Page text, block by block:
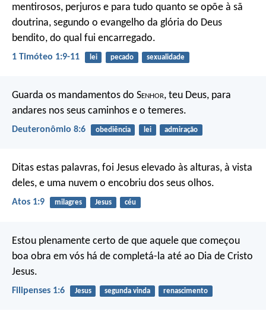
mentirosos, perjuros e para tudo quanto se opõe à sã
doutrina, segundo o evangelho da glória do Deus
bendito, do qual fui encarregado.
1 Timóteo 1:9-11 lei pecado sexualidade
Guarda os mandamentos do Senhor, teu Deus, para
andares nos seus caminhos e o temeres.
Deuteronômio 8:6 obediência lei admiração
Ditas estas palavras, foi Jesus elevado às alturas, à vista
deles, e uma nuvem o encobriu dos seus olhos.
Atos 1:9 milagres Jesus céu
Estou plenamente certo de que aquele que começou
boa obra em vós há de completá-la até ao Dia de Cristo
Jesus.
Filipenses 1:6 Jesus segunda vinda renascimento